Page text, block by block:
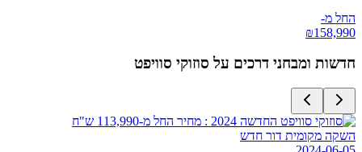
החל מ-
₪158,990
חדשות ומבחני דרכים על סוזוקי סוויפט
השקה מקומית דור חדש